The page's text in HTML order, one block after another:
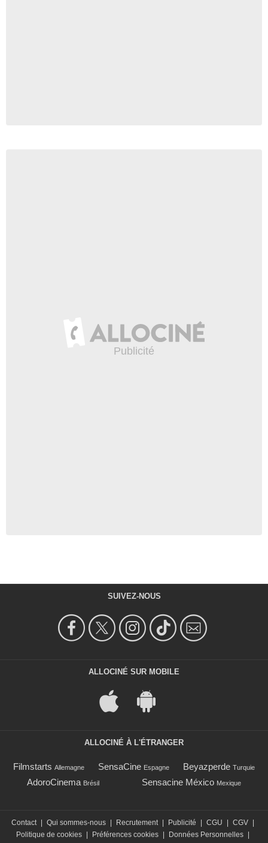
SUIVEZ-NOUS
ALLOCINÉ SUR MOBILE
ALLOCINÉ À L'ÉTRANGER
Filmstarts Allemagne SensaCine Espagne Beyazperde Turquie
AdoroCinema Brésil Sensacine México Mexique
Contact Qui sommes-nous Recrutement Publicité CGU CGV
Politique de cookies
Préférences cookies Données Personnelles